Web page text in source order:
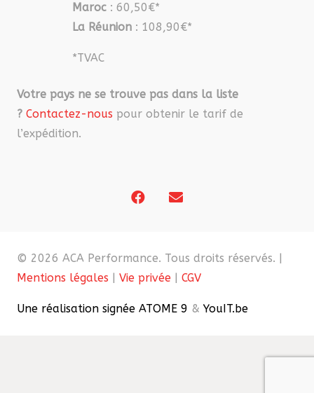
Maroc : 60,50€*
La Réunion : 108,90€*
*TVAC
Votre pays ne se trouve pas dans la liste
? Contactez-nous pour obtenir le tarif de
l’expédition.
© 2026 ACA Performance. Tous droits réservés. |
Mentions légales | Vie privée | CGV
Une réalisation signée ATOME 9 & YouIT.be